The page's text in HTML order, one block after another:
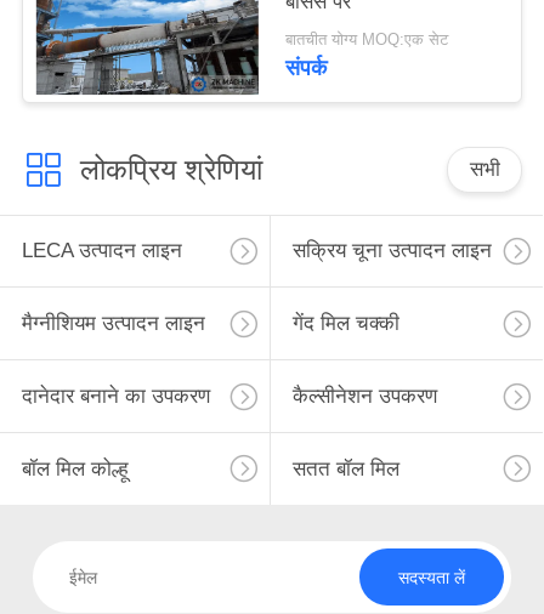
बातचीत योग्य MOQ:एक सेट
संपर्क
लोकप्रिय श्रेणियां सभी
LECA उत्पादन लाइन सक्रिय चूना उत्पादन लाइन
मैग्नीशियम उत्पादन लाइन गेंद मिल चक्की
दानेदार बनाने का उपकरण कैल्सीनेशन उपकरण
बॉल मिल कोल्हू सतत बॉल मिल
सदस्यता लें